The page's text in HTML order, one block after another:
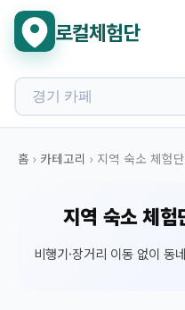
로컬체험단
홈 › 카테고리 › 지역 숙소 체험
지역 숙소 체
비행기·장거리 이동 없이 동